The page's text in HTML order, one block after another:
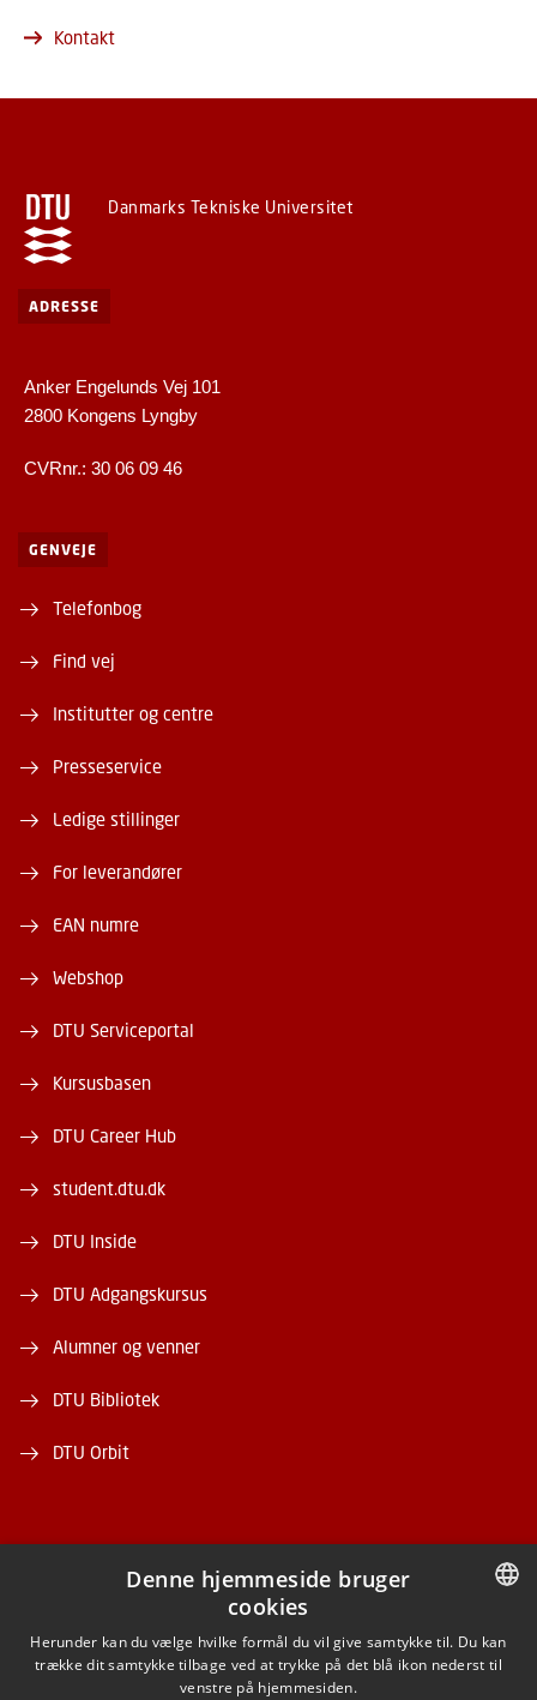
Kontakt
Danmarks Tekniske Universitet
ADRESSE
Anker Engelunds Vej 101
2800 Kongens Lyngby
CVRnr.: 30 06 09 46
GENVEJE
Telefonbog
Find vej
Institutter og centre
Presseservice
Ledige stillinger
For leverandører
EAN numre
Webshop
DTU Serviceportal
Kursusbasen
DTU Career Hub
student.dtu.dk
DTU Inside
DTU Adgangskursus
Alumner og venner
DTU Bibliotek
DTU Orbit
FACEBOOK
INSTAGRAM
DANISH
Denne hjemmeside bruger
cookies
Herunder kan du vælge hvilke formål du vil give samtykke til. Du kan
trække dit samtykke tilbage ved at trykke på det blå ikon nederst til
venstre på hjemmesiden.